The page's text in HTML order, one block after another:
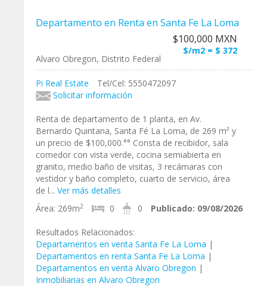
Departamento en Renta en Santa Fe La Loma
$100,000 MXN
$/m2 = $ 372
Alvaro Obregon, Distrito Federal
Pi Real Estate
Tel/Cel: 5550472097
Solicitar información
Renta de departamento de 1 planta, en Av.
Bernardo Quintana, Santa Fé La Loma, de 269 m² y
un precio de $100,000.°° Consta de recibidor, sala
comedor con vista verde, cocina semiabierta en
granito, medio baño de visitas, 3 recámaras con
vestidor y baño completo, cuarto de servicio, área
de l... Ver más detalles
Área: 269m2 0 0 Publicado: 09/08/2026
Resultados Relacionados:
Departamentos en venta Santa Fe La Loma |
Departamentos en renta Santa Fe La Loma |
Departamentos en venta Alvaro Obregon |
Inmobiliarias en Alvaro Obregon